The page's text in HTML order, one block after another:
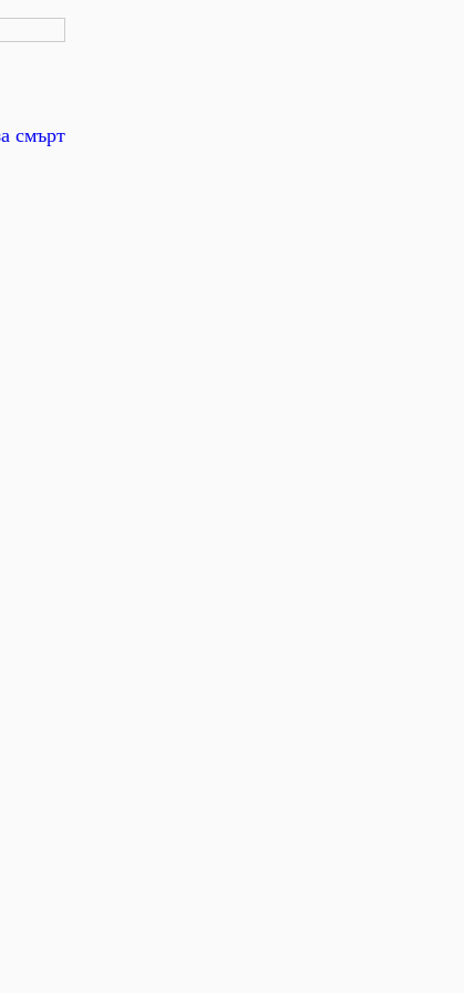
смърт